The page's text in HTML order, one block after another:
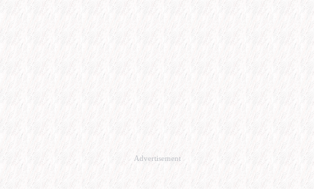
Advertisement